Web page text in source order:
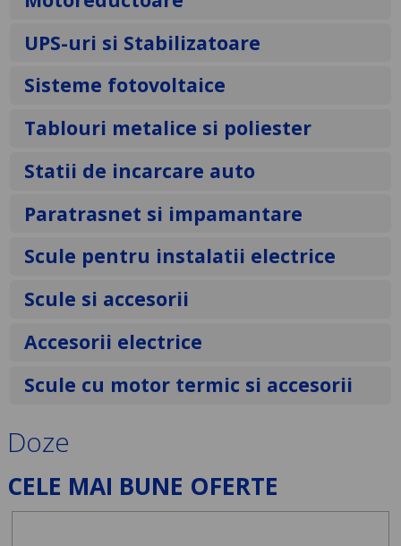
UPS-uri si Stabilizatoare
Sisteme fotovoltaice
Tablouri metalice si poliester
Statii de incarcare auto
Paratrasnet si impamantare
Scule pentru instalatii electrice
Scule si accesorii
Accesorii electrice
Scule cu motor termic si accesorii
Doze
CELE MAI BUNE OFERTE